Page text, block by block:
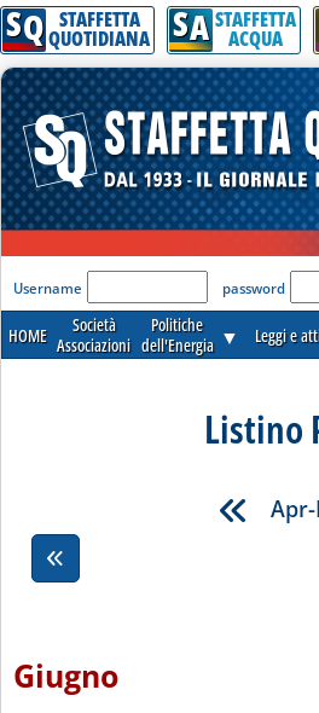
SQ STAFFETTA
QUOTIDIANA SA STAFFETTA
ACQUA
'Modulo Login per
Username password
HOME
Società
Associazioni
Politiche
dell'Energia ▼ Leggi e
Listino
Giugno